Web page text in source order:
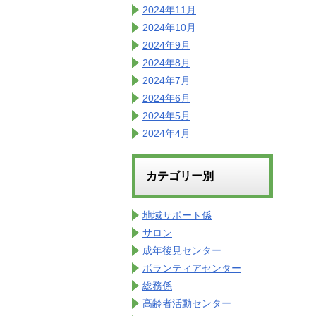
2024年11月
2024年10月
2024年9月
2024年8月
2024年7月
2024年6月
2024年5月
2024年4月
カテゴリー別
地域サポート係
サロン
成年後見センター
ボランティアセンター
総務係
高齢者活動センター